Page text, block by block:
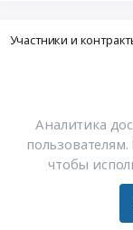
Участники и
Аналитика
чтобы